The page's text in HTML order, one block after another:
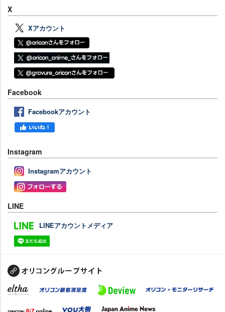
X
Xアカウント
Facebook
Facebookアカウント
Instagram
Instagramアカウント
LINE
LINEアカウントメディア